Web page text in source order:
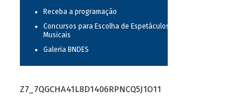
Receba a programação
Concursos para Escolha de Espetáculos
Musicais
Galeria BNDES
Z7_7QGCHA41L8D1406RPNCQ5J1O11